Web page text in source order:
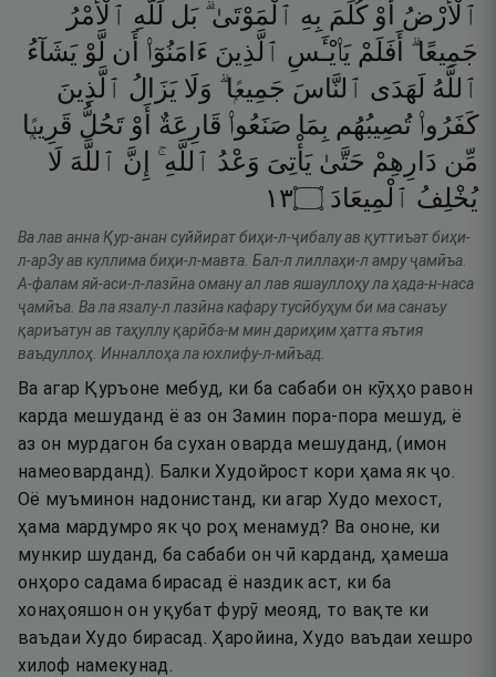
ٱلْأَرْضُ
أَوْ كُلِّمَ بِهِ ٱلْمَوْتَىٰ ۗ بَل لِّلَّهِ ٱلْأَمْرُ
جَمِيعًا ۗ أَفَلَمْ يَا۟يْـَٔسِ ٱلَّذِينَ ءَامَنُوٓا۟ أَن لَّوْ يَشَآءُ
ٱللَّهُ لَهَدَى ٱلنَّاسَ جَمِيعًۭا ۗ وَلَا يَزَالُ ٱلَّذِينَ
كَفَرُوا۟ تُصِيبُهُم بِمَا صَنَعُوا۟ قَارِعَةٌ أَوْ تَحُلُّ قَرِيبًۭا
مِّن دَارِهِمْ حَتَّىٰ يَأْتِىَ وَعْدُ ٱللَّهِ ۚ إِنَّ ٱللَّهَ لَا
يُخْلِفُ ٱلْمِيعَادَ ۝٣١
Ва лав анна Қур-анан суййират биҳи-л-ҷибалу ав қуттиъат биҳи-
л-арЗу ав куллима биҳи-л-мавта. Бал-л лиллаҳи-л амру ҷамӣъа.
А-фалам яй-аси-л-лазӣна оману ал лав яшауллоҳу ла ҳада-н-наса
ҷамӣъа. Ва ла язалу-л лазӣна кафару тусӣбуҳум би ма санаъу
қариъатун ав таҳуллу қарӣба-м мин дариҳим ҳатта яътия
ваъдуллоҳ. Инналлоҳа ла юхлифу-л-мӣъад.
Ва агар Қуръоне мебуд, ки ба сабаби он кӯҳҳо равон
карда мешуданд ё аз он Замин пора-пора мешуд, ё
аз он мурдагон ба сухан оварда мешуданд, (имон
намеоварданд). Балки Худойрост кори ҳама як ҷо.
Оё муъминон надонистанд, ки агар Худо мехост,
ҳама мардумро як ҷо роҳ менамуд? Ва ононе, ки
мункир шуданд, ба сабаби он чӣ карданд, ҳамеша
онҳоро садама бирасад ё наздик аст, ки ба
хонаҳояшон он уқубат фурӯ меояд, то вақте ки
ваъдаи Худо бирасад. Ҳаройина, Худо ваъдаи хешро
хилоф намекунад.